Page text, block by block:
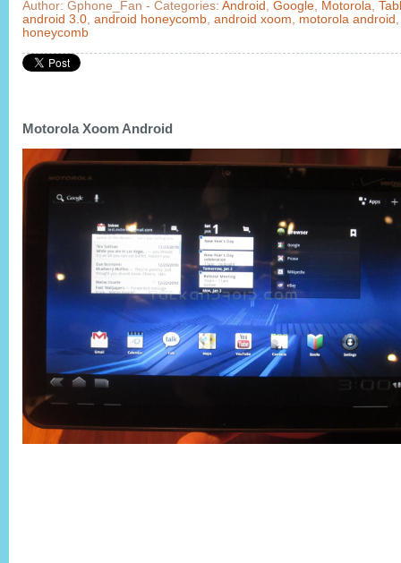
Author: Gphone_Fan - Categories: Android , Google, Motorola,
android 3.0, android honeycomb, android xoom, motorola android
honeycomb
Motorola Xoom Android